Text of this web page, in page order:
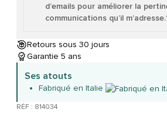
d’emails pour améliorer la
communications qu’il
Retours sous 30 jours
Garantie 5 ans
Ses atouts
Fabriqué en Italie
RÉF : 814034